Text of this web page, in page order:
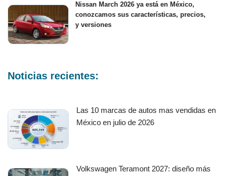
Nissan March 2026 ya está en México,
conozcamos sus características, precios,
y versiones
Noticias recientes:
Las 10 marcas de autos mas vendidas en
México en julio de 2026
Volkswagen Teramont 2027: diseño más